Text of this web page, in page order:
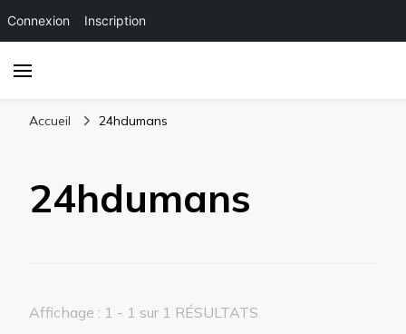
Connexion Inscription
Accueil 24hdumans
24hdumans
Affichage : 1 - 1 sur 1 RÉSULTATS